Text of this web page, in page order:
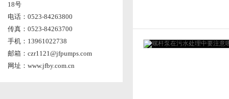
18号
电话：0523-84263800
传真：0523-84263700
手机：13961022738
邮箱：czr1121@jfpumps.com
网址：www.jfby.com.cn